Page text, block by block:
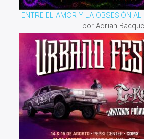
ENTRE EL AMOR Y LA OBSESIÓN
por Adrian